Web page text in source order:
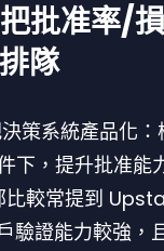
批准率/
隊
策系統產品化：
下，提升批准能
比較常提到
驗證能力較強，